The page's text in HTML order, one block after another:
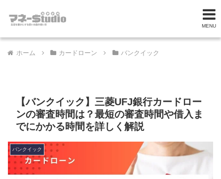
MENU
ホーム カードローン バンクイック
【バンクイック】三菱UFJ銀行カードロー
ンの審査時間は？最短の審査時間や借入ま
でにかかる時間を詳しく解説
バンクイック